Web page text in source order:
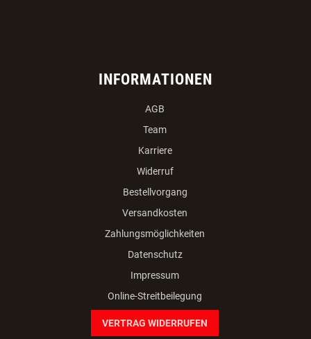
A-4120 Neufelden
+43 7282/20766
office(at)dogsworld.at
facebookinstagram
youtube
INFORMATIONEN
AGB